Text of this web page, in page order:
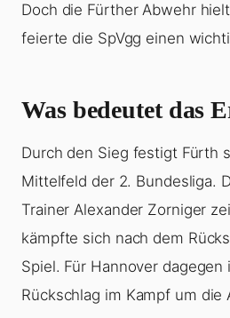
Doch die Fürther Abwehr
feierte die SpVgg einen
Was bedeutet das
Durch den Sieg festigt Fürth
Mittelfeld der 2. Bundesliga.
Trainer Alexander Zorniger
kämpfte sich nach dem
Spiel. Für Hannover
Rückschlag im Kampf um die